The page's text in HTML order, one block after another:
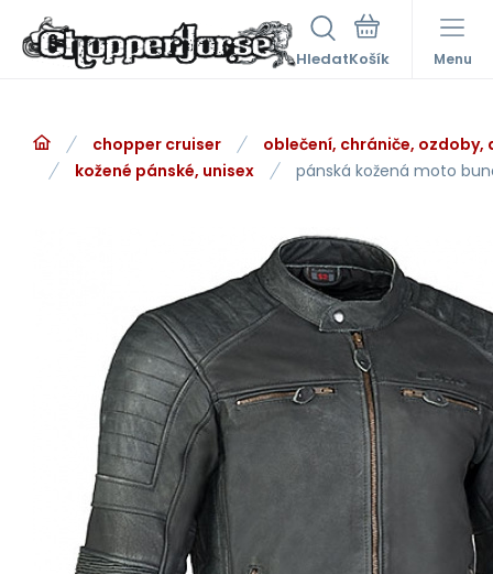
Hledat Menu
chopper cruiser
oblečení, chrániče, ozdoby,
kožené pánské, unisex
pánská kožená moto